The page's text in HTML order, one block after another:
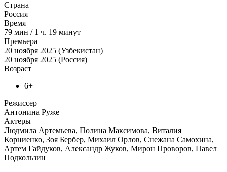
Страна
Россия
Время
79 мин / 1 ч. 19 минут
Премьера
20 ноября 2025 (Узбекистан)
20 ноября 2025 (Россия)
Возраст
6+
Режиссер
Антонина Руже
Актеры
Людмила Артемьева, Полина Максимова, Виталия
Корниенко, Зоя Бербер, Михаил Орлов, Снежана Самохина,
Артем Гайдуков, Александр Жуков, Мирон Проворов, Павел
Подкользин